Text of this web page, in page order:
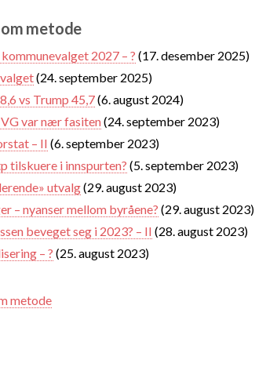
metode
2027 – ? (17. desember 2025)
(24. september 2025)
vs Trump 45,7(6. august 2024)
var nær fasiten(24. september 2023)
– II (6. september 2023)
tilskuere i innspurten? (5. september 2023)
utvalg(29. august 2023)
– nyanser mellom byråene? (29. august 2023)
beveget seg i 2023? – II (28. august 2023)
– ? (25. august 2023)
metode